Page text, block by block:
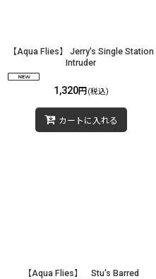
【Aqua Flies】 Jerry's Single Station
Intruder
1,320円 (税込)
カートに入れる
【Aqua Flies】 Stu's Barred